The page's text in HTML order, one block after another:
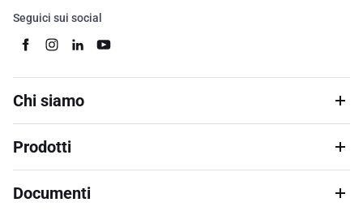
Seguici sui social
Chi siamo
Prodotti
Documenti